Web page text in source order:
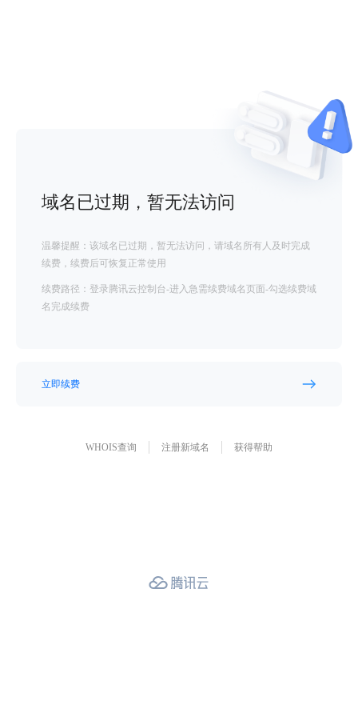
域名已过期，暂无法访问
温馨提醒：该域名已过期，暂无法访问，请域名所有人及时完成
续费，续费后可恢复正常使用
续费路径：登录腾讯云控制台-进入急需续费域名页面-勾选续费域
名完成续费
立即续费
WHOIS查询 注册新域名 获得帮助